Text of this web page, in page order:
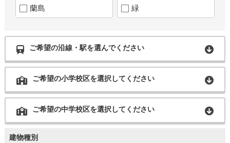
蘭島 緑
ご希望の沿線・駅を選んでください
ご希望の小学校区を選択してください
ご希望の中学校区を選択してください
建物種別